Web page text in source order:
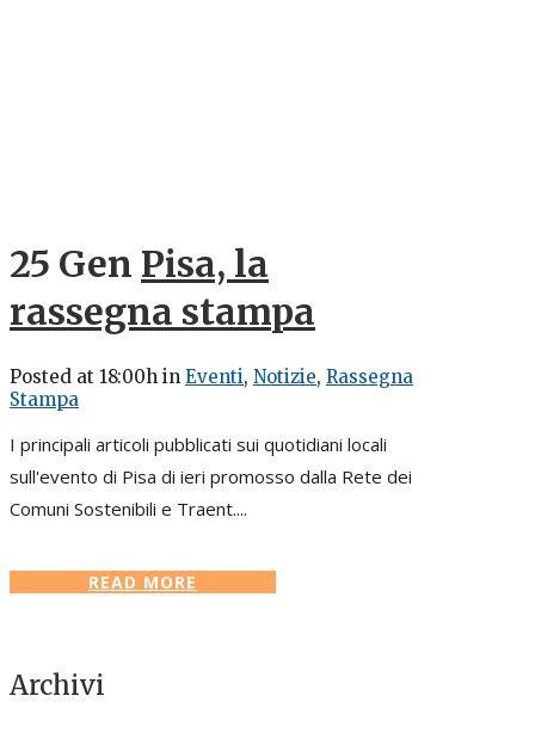
25 Gen Pisa, la
rassegna stampa
Posted at 18:00h in Eventi, Notizie, Rassegna
Stampa
I principali articoli pubblicati sui quotidiani locali
sull'evento di Pisa di ieri promosso dalla Rete dei
Comuni Sostenibili e Traent....
READ MORE
Archivi